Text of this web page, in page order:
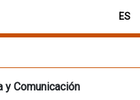
ES
y Comunicación